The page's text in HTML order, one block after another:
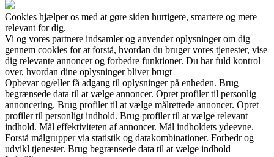
Cookies hjælper os med at gøre siden hurtigere, smartere og mere
relevant for dig.
Vi og vores partnere indsamler og anvender oplysninger om dig
gennem cookies for at forstå, hvordan du bruger vores tjenester, vise
dig relevante annoncer og forbedre funktioner. Du har fuld kontrol
over, hvordan dine oplysninger bliver brugt
Opbevar og/eller få adgang til oplysninger på enheden. Brug
begrænsede data til at vælge annoncer. Opret profiler til personlig
annoncering. Brug profiler til at vælge målrettede annoncer. Opret
profiler til personligt indhold. Brug profiler til at vælge relevant
indhold. Mål effektiviteten af annoncer. Mål indholdets ydeevne.
Forstå målgrupper via statistik og datakombinationer. Forbedr og
udvikl tjenester. Brug begrænsede data til at vælge indhold